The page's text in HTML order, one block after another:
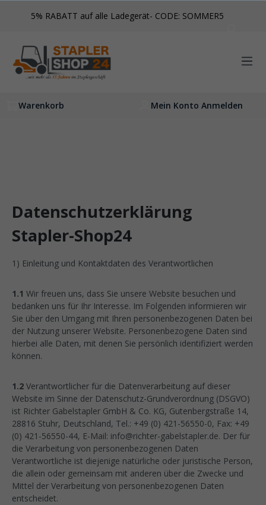
springen
5% RABATT auf alle Ladegerät- CODE: SOMMER5
Mein Konto Anmelden
Warenkorb
Datenschutzerklärung
Stapler-Shop24
1) Einleitung und Kontaktdaten des Verantwortlichen
1.1 Wir freuen uns, dass Sie unsere Website besuchen und
bedanken uns für Ihr Interesse. Im Folgenden informieren wir
Sie über den Umgang mit Ihren personenbezogenen Daten bei
der Nutzung unserer Website. Personenbezogene Daten sind
hierbei alle Daten, mit denen Sie persönlich identifiziert werden
können.
1.2 Verantwortlicher für die Datenverarbeitung auf dieser
Website im Sinne der Datenschutz-Grundverordnung (DSGVO)
ist Richter Gabelstapler GmbH & Co. KG, Gutenbergstraße 14,
28816 Stuhr, Deutschland, Tel.: +49 (0) 421-56550-0, Fax: +49
(0) 421-56550-44, E-Mail: info@richter-gabelstapler.de. Der für
die Verarbeitung von personenbezogenen Daten
Verantwortliche ist diejenige natürliche oder juristische Person,
die allein oder gemeinsam mit anderen über die Zwecke und
Mittel der Verarbeitung von personenbezogenen Daten
entscheidet.